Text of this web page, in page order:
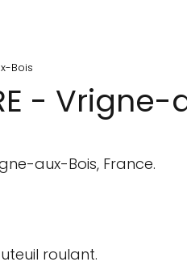
Bois
-
aux-Bois, France.
roulant.